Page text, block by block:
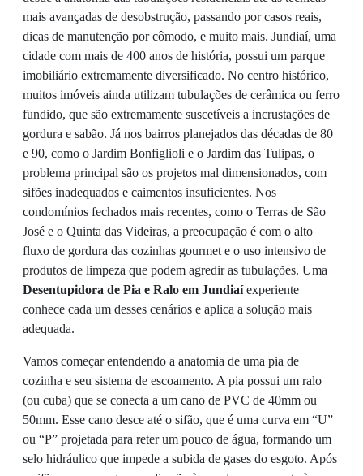
mais avançadas de desobstrução, passando por casos reais,
dicas de manutenção por cômodo, e muito mais. Jundiaí, uma
cidade com mais de 400 anos de história, possui um parque
imobiliário extremamente diversificado. No centro histórico,
muitos imóveis ainda utilizam tubulações de cerâmica ou ferro
fundido, que são extremamente suscetíveis a incrustações de
gordura e sabão. Já nos bairros planejados das décadas de 80
e 90, como o Jardim Bonfiglioli e o Jardim das Tulipas, o
problema principal são os projetos mal dimensionados, com
sifões inadequados e caimentos insuficientes. Nos
condomínios fechados mais recentes, como o Terras de São
José e o Quinta das Videiras, a preocupação é com o alto
fluxo de gordura das cozinhas gourmet e o uso intensivo de
produtos de limpeza que podem agredir as tubulações. Uma
Desentupidora de Pia e Ralo em Jundiaíexperiente
conhece cada um desses cenários e aplica a solução mais
adequada.
Vamos começar entendendo a anatomia de uma pia de
cozinha e seu sistema de escoamento. A pia possui um ralo
(ou cuba) que se conecta a um cano de PVC de 40mm ou
50mm. Esse cano desce até o sifão, que é uma curva em “U”
ou “P” projetada para reter um pouco de água, formando um
selo hidráulico que impede a subida de gases do esgoto. Após